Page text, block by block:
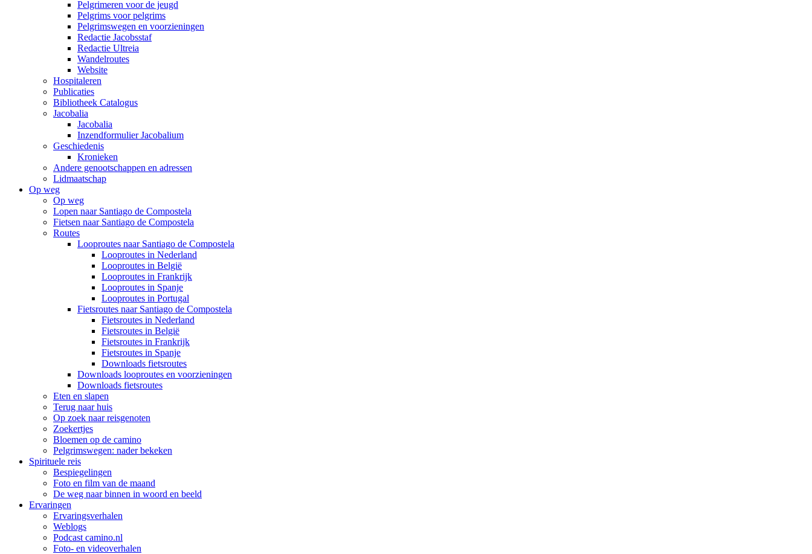
Pelgrimeren voor de jeugd
Pelgrims voor pelgrims
Pelgrimswegen en voorzieningen
Redactie Jacobsstaf
Redactie Ultreia
Wandelroutes
Website
Hospitaleren
Publicaties
Bibliotheek Catalogus
Jacobalia
Jacobalia
Inzendformulier Jacobalium
Geschiedenis
Kronieken
Andere genootschappen en adressen
Lidmaatschap
Op weg
Op weg
Lopen naar Santiago de Compostela
Fietsen naar Santiago de Compostela
Routes
Looproutes naar Santiago de Compostela
Looproutes in Nederland
Looproutes in België
Looproutes in Frankrijk
Looproutes in Spanje
Looproutes in Portugal
Fietsroutes naar Santiago de Compostela
Fietsroutes in Nederland
Fietsroutes in België
Fietsroutes in Frankrijk
Fietsroutes in Spanje
Downloads fietsroutes
Downloads looproutes en voorzieningen
Downloads fietsroutes
Eten en slapen
Terug naar huis
Op zoek naar reisgenoten
Zoekertjes
Bloemen op de camino
Pelgrimswegen: nader bekeken
Spirituele reis
Bespiegelingen
Foto en film van de maand
De weg naar binnen in woord en beeld
Ervaringen
Ervaringsverhalen
Weblogs
Podcast camino.nl
Foto- en videoverhalen